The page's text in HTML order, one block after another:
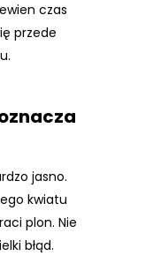
czas
przede
jasno.
kwiatu
plon. Nie
błąd.